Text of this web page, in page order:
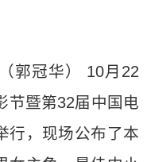
郭冠华） 10月22
节暨第32届中国电
行，现场公布了本